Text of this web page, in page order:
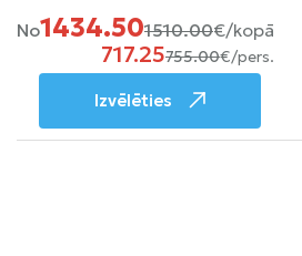
No1434.501510.00€/kopā
717.25755.00€/pers.
Izvēlēties